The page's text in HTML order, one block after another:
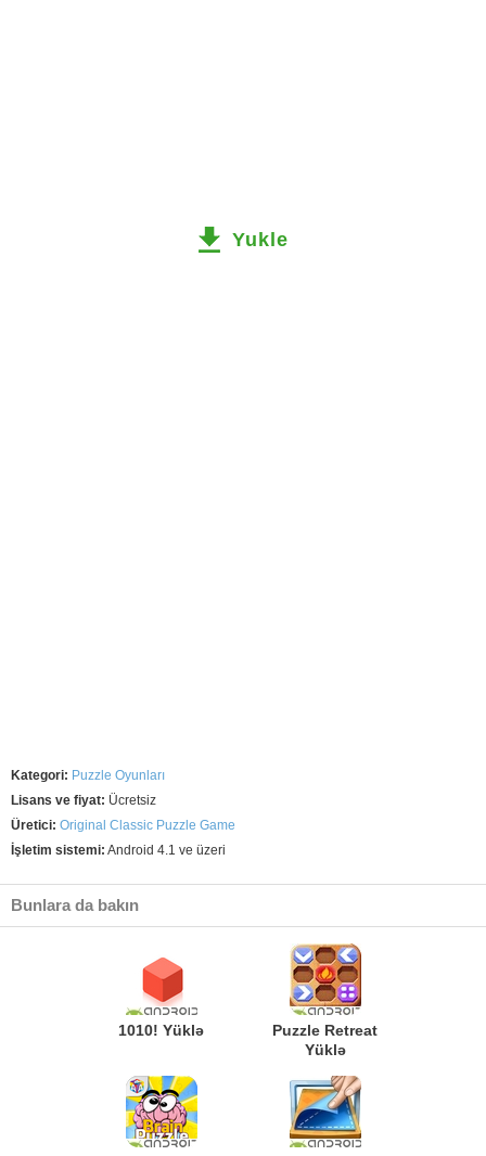
Yukle
Kategori: Puzzle Oyunları
Lisans ve fiyat: Ücretsiz
Üretici: Original Classic Puzzle Game
İşletim sistemi: Android 4.1 ve üzeri
Bunlara da bakın
1010! Yüklə
Puzzle Retreat
Yüklə